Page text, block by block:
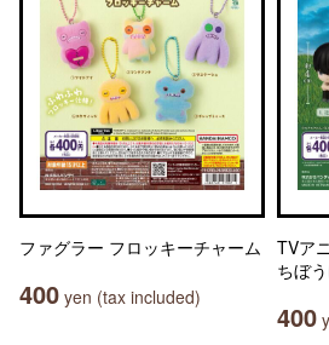
ファグラー フロッキーチャーム
400 yen (tax included)
TVア
ちぼ
400